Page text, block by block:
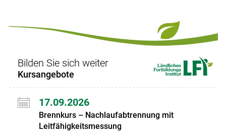
Bilden Sie sich weiter
Kursangebote
17.09.2026
Brennkurs – Nachlaufabtrennung mit
Leitfähigkeitsmessung